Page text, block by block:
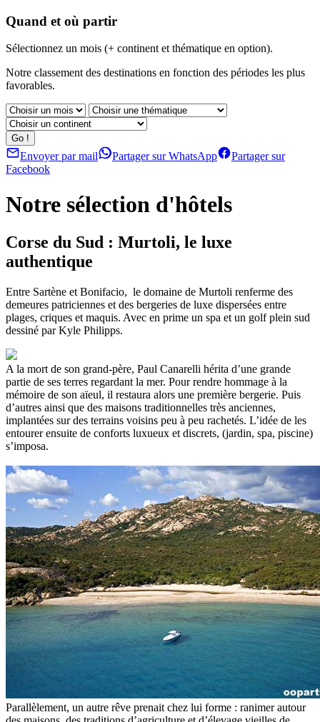
Quand et où partir
Sélectionnez un mois (+ continent et thématique en option).
Notre classement des destinations en fonction des périodes les plus
favorables.
Envoyer par mail Partager sur WhatsApp
Partager sur
Facebook
Notre sélection d'hôtels
Corse du Sud : Murtoli, le luxe
authentique
Entre Sartène et Bonifacio, le domaine de Murtoli renferme des
demeures patriciennes et des bergeries de luxe dispersées entre
plages, criques et maquis. Avec en prime un spa et un golf plein sud
dessiné par Kyle Philipps.
A la mort de son grand-père, Paul Canarelli hérita d’une grande
partie de ses terres regardant la mer. Pour rendre hommage à la
mémoire de son aïeul, il restaura alors une première bergerie. Puis
d’autres ainsi que des maisons traditionnelles très anciennes,
implantées sur des terrains voisins peu à peu rachetés. L’idée de les
entourer ensuite de conforts luxueux et discrets, (jardin, spa, piscine)
s’imposa.
Parallèlement, un autre rêve prenait chez lui forme : ranimer autour